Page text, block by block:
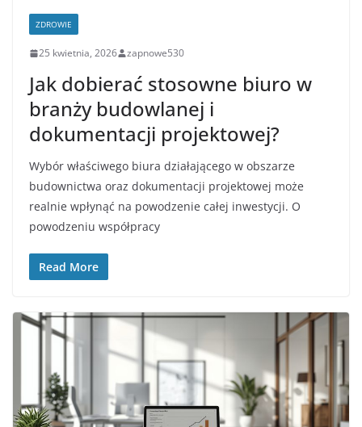
ZDROWIE
25 kwietnia, 2026 zapnowe530
Jak dobierać stosowne biuro w
branży budowlanej i
dokumentacji projektowej?
Wybór właściwego biura działającego w obszarze
budownictwa oraz dokumentacji projektowej może
realnie wpłynąć na powodzenie całej inwestycji. O
powodzeniu współpracy
Read More